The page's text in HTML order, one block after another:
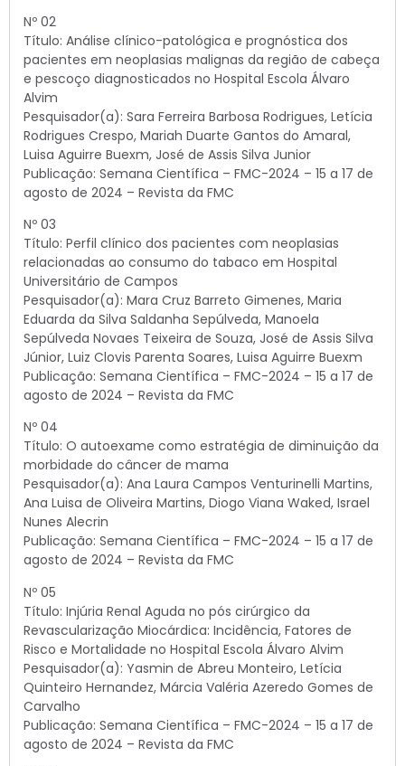
Nº 02
Título: Análise clínico-patológica e prognóstica dos
pacientes em neoplasias malignas da região de cabeça
e pescoço diagnosticados no Hospital Escola Álvaro
Alvim
Pesquisador(a): Sara Ferreira Barbosa Rodrigues, Letícia
Rodrigues Crespo, Mariah Duarte Gantos do Amaral,
Luisa Aguirre Buexm, José de Assis Silva Junior
Publicação: Semana Científica – FMC-2024 – 15 a 17 de
agosto de 2024 – Revista da FMC
Nº 03
Título: Perfil clínico dos pacientes com neoplasias
relacionadas ao consumo do tabaco em Hospital
Universitário de Campos
Pesquisador(a): Mara Cruz Barreto Gimenes, Maria
Eduarda da Silva Saldanha Sepúlveda, Manoela
Sepúlveda Novaes Teixeira de Souza, José de Assis Silva
Júnior, Luiz Clovis Parenta Soares, Luisa Aguirre Buexm
Publicação: Semana Científica – FMC-2024 – 15 a 17 de
agosto de 2024 – Revista da FMC
Nº 04
Título: O autoexame como estratégia de diminuição da
morbidade do câncer de mama
Pesquisador(a): Ana Laura Campos Venturinelli Martins,
Ana Luisa de Oliveira Martins, Diogo Viana Waked, Israel
Nunes Alecrin
Publicação: Semana Científica – FMC-2024 – 15 a 17 de
agosto de 2024 – Revista da FMC
Nº 05
Título: Injúria Renal Aguda no pós cirúrgico da
Revascularização Miocárdica: Incidência, Fatores de
Risco e Mortalidade no Hospital Escola Álvaro Alvim
Pesquisador(a): Yasmin de Abreu Monteiro, Letícia
Quinteiro Hernandez, Márcia Valéria Azeredo Gomes de
Carvalho
Publicação: Semana Científica – FMC-2024 – 15 a 17 de
agosto de 2024 – Revista da FMC